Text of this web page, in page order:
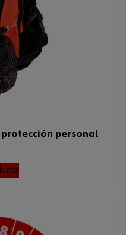
personal